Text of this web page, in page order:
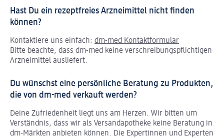
Hast Du ein rezeptfreies Arzneimittel nicht finden
können?
Kontaktiere uns einfach: dm-med Kontaktformular
Bitte beachte, dass dm-med keine verschreibungspflichtigen
Arzneimittel ausliefert.
Du wünschst eine persönliche Beratung zu Produkten,
die von dm-med verkauft werden?
Deine Zufriedenheit liegt uns am Herzen. Wir bitten um
Verständnis, dass wir als Versandapotheke keine Beratung in
dm-Märkten anbieten können. Die Expertinnen und Experten